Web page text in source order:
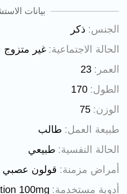
بيانات
الجنس ذكر
الحالة الاجتماعية غير متزوج
العمر
23
الطول 170
الوزن 75
طبيعة العمل طالب
الحالة النفسية طبيعي
أمراض مزمنة
قولون عصبي
أدوية مستخدمة 100mg